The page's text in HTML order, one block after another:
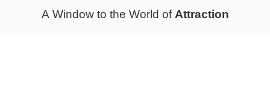
A Window to the World of Attraction